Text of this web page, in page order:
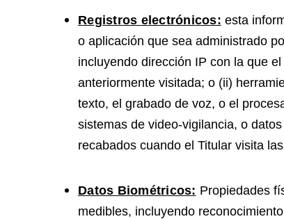
Registros electrónicos: esta
o aplicación que sea administrado
incluyendo dirección IP con la que
anteriormente visitada; o (ii)
texto, el grabado de voz, o el
sistemas de video-vigilancia, o
recabados cuando el Titular visita
Datos Biométricos: Propiedades
medibles, incluyendo